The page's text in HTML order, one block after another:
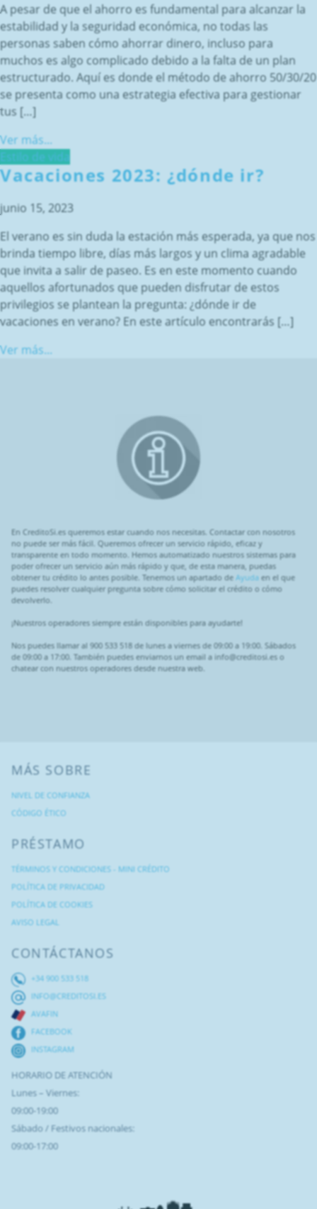
A pesar de que el ahorro es fundamental para alcanzar la
estabilidad y la seguridad económica, no todas las
personas saben cómo ahorrar dinero, incluso para
muchos es algo complicado debido a la falta de un plan
estructurado. Aquí es donde el método de ahorro 50/30/20
se presenta como una estrategia efectiva para gestionar
tus […]
Ver más...
Estilo de vida
Vacaciones 2023: ¿dónde ir?
junio 15, 2023
El verano es sin duda la estación más esperada, ya que nos
brinda tiempo libre, días más largos y un clima agradable
que invita a salir de paseo. Es en este momento cuando
aquellos afortunados que pueden disfrutar de estos
privilegios se plantean la pregunta: ¿dónde ir de
vacaciones en verano? En este artículo encontrarás […]
Ver más...
En CreditoSi.es queremos estar cuando nos necesitas. Contactar con nosotros
no puede ser más fácil. Queremos ofrecer un servicio rápido, eficaz y
transparente en todo momento. Hemos automatizado nuestros sistemas para
poder ofrecer un servicio aún más rápido y que, de esta manera, puedas
obtener tu crédito lo antes posible. Tenemos un apartado de Ayuda en el que
puedes resolver cualquier pregunta sobre cómo solicitar el crédito o cómo
devolverlo.
¡Nuestros operadores siempre están disponibles para ayudarte!
Nos puedes llamar al 900 533 518 de lunes a viernes de 09:00 a 19:00. Sábados
de 09:00 a 17:00. También puedes enviarnos un email a info@creditosi.es o
chatear con nuestros operadores desde nuestra web.
MÁS SOBRE
NIVEL DE CONFIANZA
CÓDIGO ÉTICO
PRÉSTAMO
TÉRMINOS Y CONDICIONES - MINI CRÉDITO
POLÍTICA DE PRIVACIDAD
POLÍTICA DE COOKIES
AVISO LEGAL
CONTÁCTANOS
+34 900 533 518
INFO@CREDITOSI.ES
AVAFIN
FACEBOOK
INSTAGRAM
HORARIO DE ATENCIÓN
Lunes – Viernes:
09:00-19:00
Sábado / Festivos nacionales:
09:00-17:00